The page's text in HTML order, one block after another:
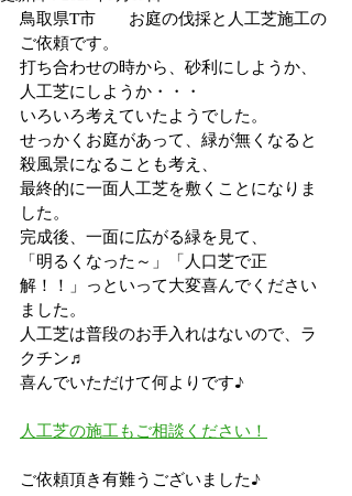
鳥取県T市　　お庭の伐採と人工芝施工の
ご依頼です。
打ち合わせの時から、砂利にしようか、
人工芝にしようか・・・
いろいろ考えていたようでした。
せっかくお庭があって、緑が無くなると
殺風景になることも考え、
最終的に一面人工芝を敷くことになりま
した。
完成後、一面に広がる緑を見て、
「明るくなった～」「人口芝で正
解！！」っといって大変喜んでください
ました。
人工芝は普段のお手入れはないので、ラ
クチン♬
喜んでいただけて何よりです♪
人工芝の施工もご相談ください！
ご依頼頂き有難うございました♪